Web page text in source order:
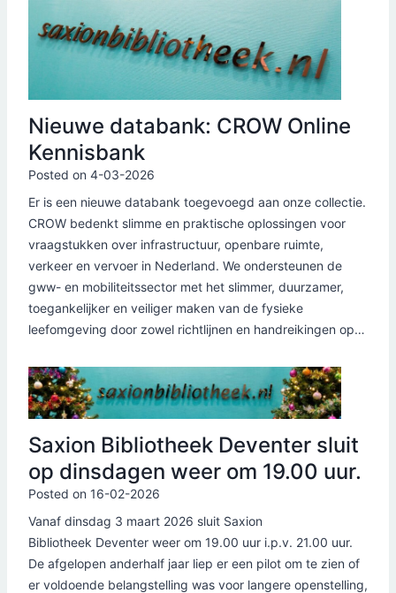
Nieuwe databank: CROW Online
Kennisbank
Posted on 4-03-2026
Er is een nieuwe databank toegevoegd aan onze collectie.
CROW bedenkt slimme en praktische oplossingen voor
vraagstukken over infrastructuur, openbare ruimte,
verkeer en vervoer in Nederland. We ondersteunen de
gww- en mobiliteitssector met het slimmer, duurzamer,
toegankelijker en veiliger maken van de fysieke
leefomgeving door zowel richtlijnen en handreikingen op…
Saxion Bibliotheek Deventer sluit
op dinsdagen weer om 19.00 uur.
Posted on 16-02-2026
Vanaf dinsdag 3 maart 2026 sluit Saxion
Bibliotheek Deventer weer om 19.00 uur i.p.v. 21.00 uur.
De afgelopen anderhalf jaar liep er een pilot om te zien of
er voldoende belangstelling was voor langere openstelling,